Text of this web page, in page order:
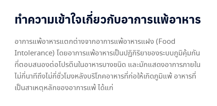
ทำความเข้าใจเกี่ยวกับอาการแพ้อาหาร
อาการแพ้อาหารแตกต่างจากอาการแพ้อาหารแฝง (Food
Intolerance) โดยอาการแพ้อาหารเป็นปฏิกิริยาของระบบภูมิคุ้มกัน
ที่ตอบสนองต่อโปรตีนในอาหารบางชนิด และมักแสดงอาการภายใน
ไม่กี่นาทีถึงไม่กี่ชั่วโมงหลังบริโภคอาหารที่ก่อให้เกิดภูมิแพ้ อาหารที่
เป็นสาเหตุหลักของอาการแพ้ ได้แก่